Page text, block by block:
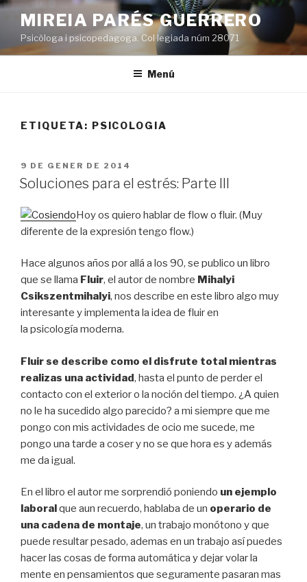
Vés
contingut
MIREIA PARÉS GUERRERO
Psicòloga i psicopedagoga. Col·legiada núm 28071
Menú
ETIQUETA: PSICOLOGIA
PUBLICAT
A
9 DE GENER DE 2014
Soluciones para el estrés: Parte III
Hoy os quiero hablar de flow o fluir. (Muy
diferente de la expresión tengo flow.)
Hace algunos años por allá a los 90, se publico un libro
que se llama Fluir, el autor de nombre Mihalyi
Csikszentmihalyi, nos describe en este libro algo muy
interesante y implementa la idea de fluir en
la psicología moderna.
Fluir se describe como el disfrute total mientras
realizas una actividad, hasta el punto de perder el
contacto con el exterior o la noción del tiempo. ¿A quien
no le ha sucedido algo parecido? a mi siempre que me
pongo con mis actividades de ocio me sucede, me
pongo una tarde a coser y no se que hora es y además
me da igual.
En el libro el autor me sorprendió poniendo un ejemplo
laboralque aun recuerdo, hablaba de un operario de
una cadena de montaje, un trabajo monótono y que
puede resultar pesado, ademas en un trabajo así puedes
hacer las cosas de forma automática y dejar volar la
mente en pensamientos que seguramente pasaran mas